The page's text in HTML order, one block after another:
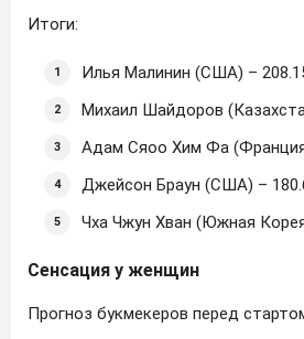
Итоги:
Илья Малинин (США) –
Михаил Шайдоров
Адам Сяоо Хим Фа
Джейсон Браун (США) –
Чха Чжун Хван (Южная
Сенсация у женщин
Прогноз букмекеров перед